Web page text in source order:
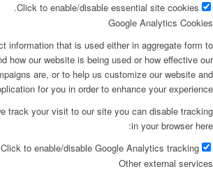
Click to enable/disable essential site cookies.
Google Analytics Cookies
information that is used either in aggregate form to
how our website is being used or how effective our
are, or to help us customize our website and
for you in order to enhance your experience.
track your visit to our site you can disable tracking
in your browser here:
Click to enable/disable Google Analytics tracking.
Other external services